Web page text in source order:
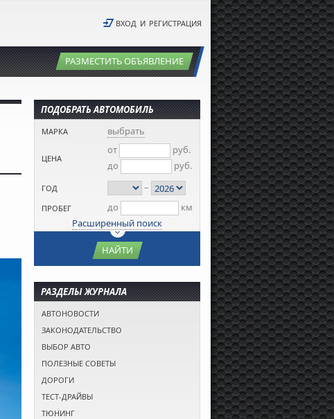
ВХОД И РЕГИСТРАЦИЯ
РАЗМЕСТИТЬ ОБЪЯВЛЕНИЕ
ПОДОБРАТЬ АВТОМОБИЛЬ
МАРКА выбрать
ЦЕНА
от
руб.
до
руб.
ГОД –
ПРОБЕГ до
км
Расширенный поиск
НАЙТИ
РАЗДЕЛЫ ЖУРНАЛА
АВТОНОВОСТИ
ЗАКОНОДАТЕЛЬСТВО
ВЫБОР АВТО
ПОЛЕЗНЫЕ СОВЕТЫ
ДОРОГИ
ТЕСТ-ДРАЙВЫ
ТЮНИНГ